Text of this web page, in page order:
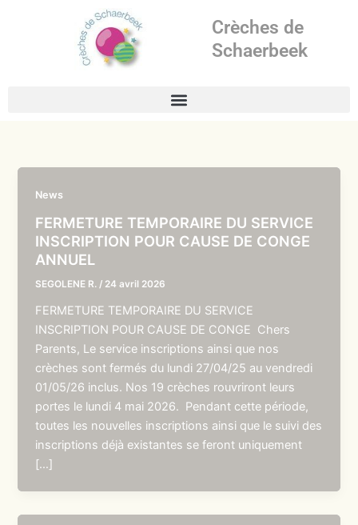
Crèches de
Schaerbeek
News
FERMETURE TEMPORAIRE DU SERVICE
INSCRIPTION POUR CAUSE DE CONGE
ANNUEL
SEGOLENE R. / 24 avril 2026
FERMETURE TEMPORAIRE DU SERVICE
INSCRIPTION POUR CAUSE DE CONGE Chers
Parents, Le service inscriptions ainsi que nos
crèches sont fermés du lundi 27/04/25 au vendredi
01/05/26 inclus. Nos 19 crèches rouvriront leurs
portes le lundi 4 mai 2026. Pendant cette période,
toutes les nouvelles inscriptions ainsi que le suivi des
inscriptions déjà existantes se feront uniquement
[…]